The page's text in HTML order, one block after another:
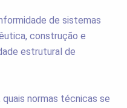
de sistemas
construção e
estrutural de
normas técnicas se